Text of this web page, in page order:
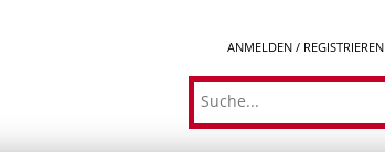
ANMELDEN / REGISTRIEREN
Suche